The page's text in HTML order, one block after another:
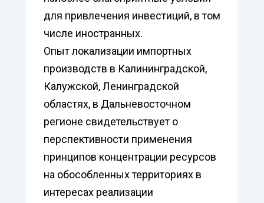
для привлечения инвестиций, в том
числе иностранных.
Опыт локализации импортных
производств в Калининградской,
Калужской, Ленинградской
областях, в Дальневосточном
регионе свидетельствует о
перспективности применения
принципов концентрации ресурсов
на обособленных территориях в
интересах реализации